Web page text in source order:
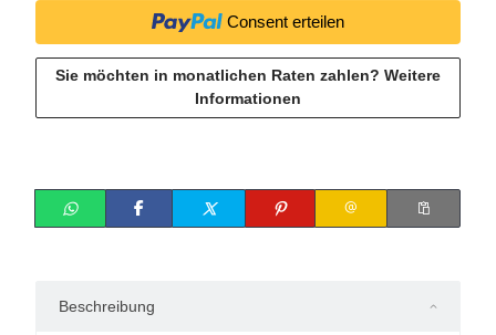
Consent erteilen
Sie möchten in monatlichen Raten zahlen? Weitere
Informationen
Beschreibung